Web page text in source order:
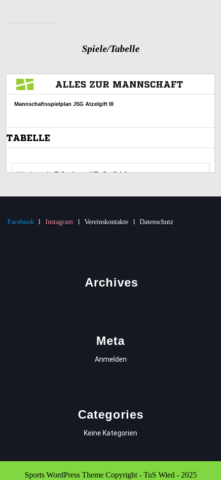
Spiele/Tabelle
Facebook l Instagram l Vereinskontakte l Datenschutz
Archives
Meta
Anmelden
Categories
Keine Kategorien
Sports WordPress ThemeCopyright - TuS Wied - 2025